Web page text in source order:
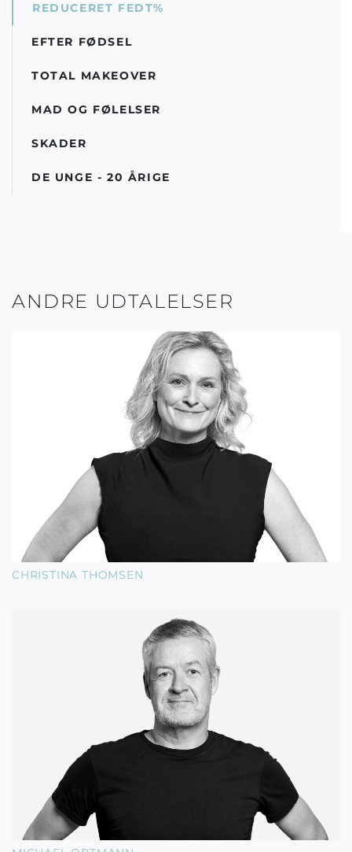
REDUCERET FEDT%
EFTER FØDSEL
TOTAL MAKEOVER
MAD OG FØLELSER
SKADER
DE UNGE - 20 ÅRIGE
ANDRE UDTALELSER
CHRISTINA THOMSEN